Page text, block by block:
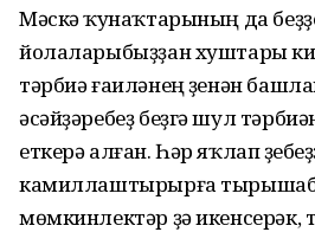
Мәскәү ҡунаҡтарының да
йолаларыбыҙҙан хуштары
тәрбиә ғаиләнең үҙенән
әсәйҙәребеҙ беҙгә шул
еткерә алған. Һәр яҡлап
камиллаштырырға
мөмкинлектәр ҙә икенсерәк,